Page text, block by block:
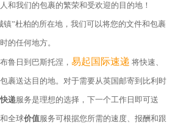
和我们的包裹的繁荣和受欢迎的目的地！
镇”杜柏的所在地，我们可以将您的文件和包裹
的任何地方。
鲁日到巴斯托涅，易起国际速递 将快速、
裹送达目的地。对于需要从英国邮寄到比利时
快递服务是理想的选择，下一个工作日即可送
全球价值服务可根据您所需的速度、报酬和跟